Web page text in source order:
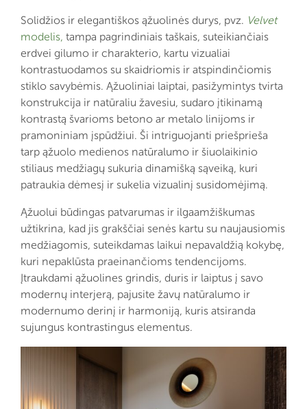
Solidžios ir elegantiškos ąžuolinės durys, pvz. Velvet
modelis, tampa pagrindiniais taškais, suteikiančiais
erdvei gilumo ir charakterio, kartu vizualiai
kontrastuodamos su skaidriomis ir atspindinčiomis
stiklo savybėmis. Ąžuoliniai laiptai, pasižymintys tvirta
konstrukcija ir natūraliu žavesiu, sudaro įtikinamą
kontrastą švarioms betono ar metalo linijoms ir
pramoniniam įspūdžiui. Ši intriguojanti priešprieša
tarp ąžuolo medienos natūralumo ir šiuolaikinio
stiliaus medžiagų sukuria dinamišką sąveiką, kuri
patraukia dėmesį ir sukelia vizualinį susidomėjimą.
Ąžuolui būdingas patvarumas ir ilgaamžiškumas
užtikrina, kad jis grakščiai senės kartu su naujausiomis
medžiagomis, suteikdamas laikui nepavaldžią kokybę,
kuri nepaklūsta praeinančioms tendencijoms.
Įtraukdami ąžuolines grindis, duris ir laiptus į savo
modernų interjerą, pajusite žavų natūralumo ir
modernumo derinį ir harmoniją, kuris atsiranda
sujungus kontrastingus elementus.